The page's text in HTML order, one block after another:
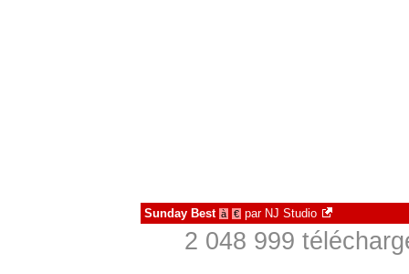
Sunday Best à € par NJ Studio
2 048 999